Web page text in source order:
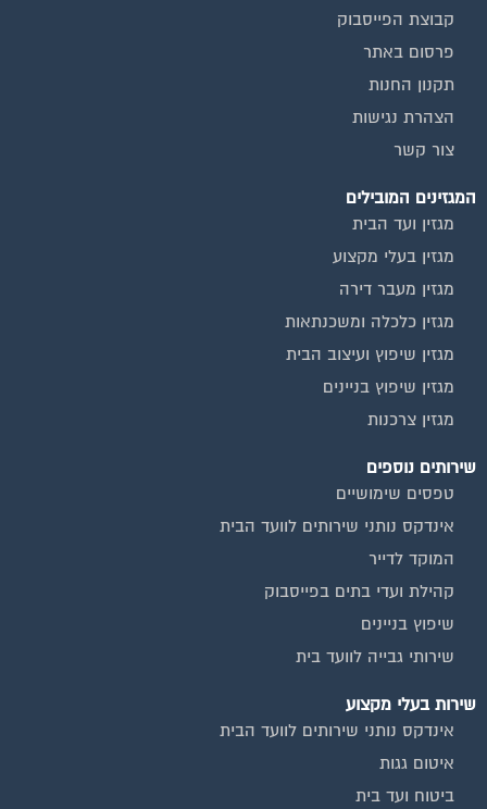
קבוצת הפייסבוק
פרסום באתר
תקנון החנות
הצהרת נגישות
צור קשר
המגזינים המובילים
מגזין ועד הבית
מגזין בעלי מקצוע
מגזין מעבר דירה
מגזין כלכלה ומשכנתאות
מגזין שיפוץ ועיצוב הבית
מגזין שיפוץ בניינים
מגזין צרכנות
שירותים נוספים
טפסים שימושיים
אינדקס נותני שירותים לוועד הבית
המוקד לדייר
קהילת ועדי בתים בפייסבוק
שיפוץ בניינים
שירותי גבייה לוועד בית
שירות בעלי מקצוע
אינדקס נותני שירותים לוועד הבית
איטום גגות
ביטוח ועד בית